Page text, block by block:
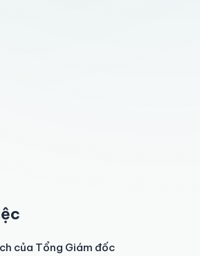
của Tổng Giám đốc